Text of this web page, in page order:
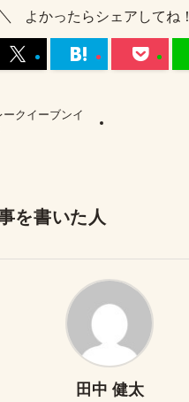
よかったらシェアしてね！
クイーブンイ
を書いた人
田中 健太